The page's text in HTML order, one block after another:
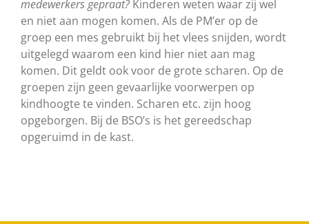
medewerkers gepraat?Kinderen weten waar zij wel
en niet aan mogen komen. Als de PM’er op de
groep een mes gebruikt bij het vlees snijden, wordt
uitgelegd waarom een kind hier niet aan mag
komen. Dit geldt ook voor de grote scharen. Op de
groepen zijn geen gevaarlijke voorwerpen op
kindhoogte te vinden. Scharen etc. zijn hoog
opgeborgen. Bij de BSO’s is het gereedschap
opgeruimd in de kast.